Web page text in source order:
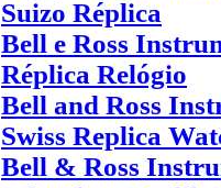
Suizo Réplica
Bell e Ross
Réplica Relógio
Bell and Ross
Swiss Replica
Bell & Ross